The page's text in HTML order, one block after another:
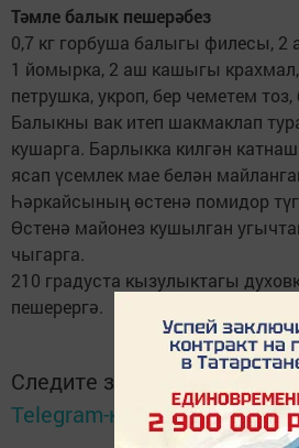
Тәмле балык пешерәбез
0,7 кг горбуша балыгы филесы,
1 йомырка, 2 аш кашыгы
петрушка, укроп, бер чеметем
Балыкны вак итеп шакмаклап
кушарга. Барлыкка килгән
ясап үсемлек мае белән
Һәркайсының өстенә помидор
Өстенә майонез кушылган
чыгарга.
210 градуста кызулыктагы
пешерергә.
Следите за самым
Telegram-каналеТатмедиа